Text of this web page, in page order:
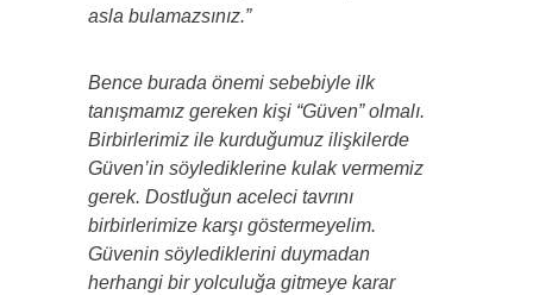
asla bulamazsınız.”
Bence burada önemi sebebiyle ilk
tanışmamız gereken kişi “Güven” olmalı.
Birbirlerimiz ile kurduğumuz ilişkilerde
Güven’in söylediklerine kulak vermemiz
gerek. Dostluğun aceleci tavrını
birbirlerimize karşı göstermeyelim.
Güvenin söylediklerini duymadan
herhangi bir yolculuğa gitmeye karar